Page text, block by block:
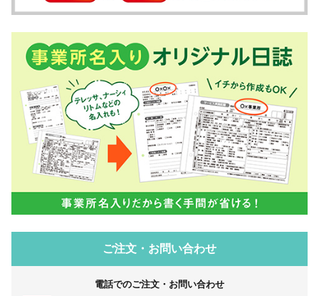
ご注文・お問い合わせ
電話でのご注文・お問い合わせ